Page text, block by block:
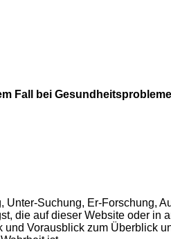
Fall bei
Suchung, Er-
die auf dieser Website oder in
Vorausblick zum Überblick